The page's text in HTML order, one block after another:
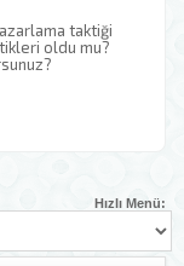
taktiği
oldu mu?
Hızlı Menü: